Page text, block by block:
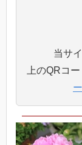
当サ
上のQRコ